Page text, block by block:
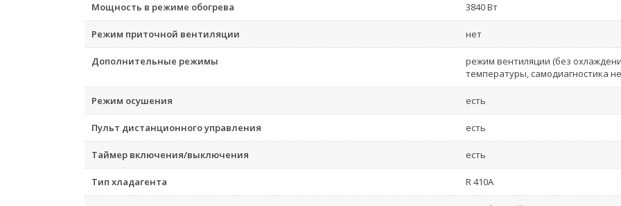
Мощность в режиме обогрева 3840 Вт
Режим приточной вентиляции нет
Дополнительные режимы
режим вентиляции (без
температуры, самодиагностика
Режим осушения есть
Пульт дистанционного управления есть
Таймер включения/выключения есть
Тип хладагента R 410A